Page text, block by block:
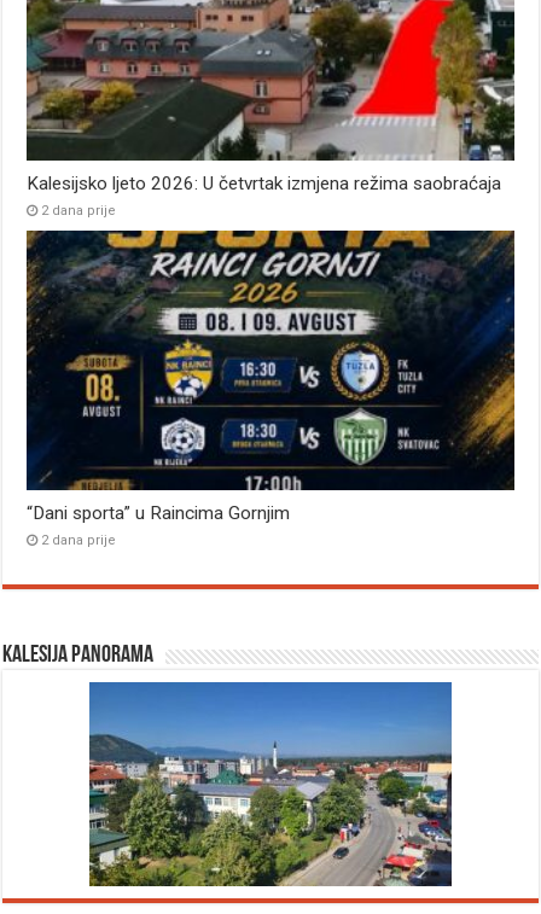
Kalesijsko ljeto 2026: U četvrtak izmjena režima saobraćaja
2 dana prije
“Dani sporta” u Raincima Gornjim
2 dana prije
Kalesija panorama